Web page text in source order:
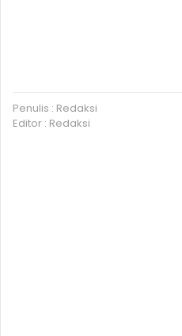
Penulis : Redaksi
Editor : Redaksi